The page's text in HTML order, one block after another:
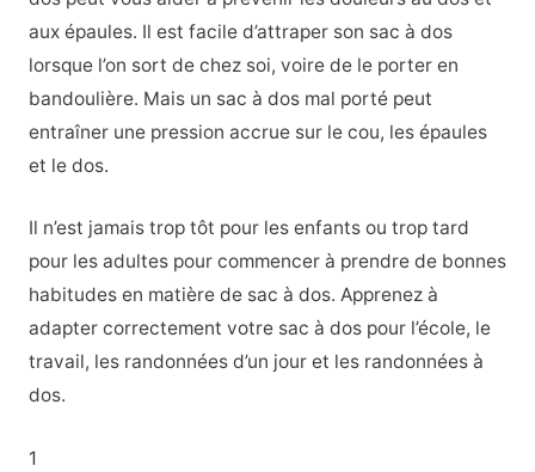
aux épaules. Il est facile d’attraper son sac à dos
lorsque l’on sort de chez soi, voire de le porter en
bandoulière. Mais un sac à dos mal porté peut
entraîner une pression accrue sur le cou, les épaules
et le dos.
Il n’est jamais trop tôt pour les enfants ou trop tard
pour les adultes pour commencer à prendre de bonnes
habitudes en matière de sac à dos. Apprenez à
adapter correctement votre sac à dos pour l’école, le
travail, les randonnées d’un jour et les randonnées à
dos.
1